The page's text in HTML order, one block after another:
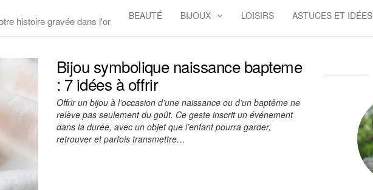
histoire gravée dans l'or BEAUTÉ BIJOUX LOISIRS ASTUCES ET IDÉES
Bijou symbolique naissance bapteme
: 7 idées à offrir
Offrir un bijou à l’occasion d’une naissance ou d’un baptême ne
relève pas seulement du goût. Ce geste inscrit un événement
dans la durée, avec un objet que l’enfant pourra garder,
retrouver et parfois transmettre…